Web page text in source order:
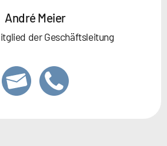
André Meier
der Geschäftsleitung